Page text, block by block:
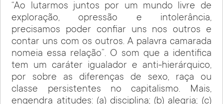
“Ao lutarmos juntos por um mundo livre de
exploração, opressão e intolerância,
precisamos poder confiar uns nos outros e
contar uns com os outros. A palavra camarada
nomeia essa relação”. O som que a identifica
tem um caráter igualador e anti-hierárquico,
por sobre as diferenças de sexo, raça ou
classe persistentes no capitalismo. Mais,
engendra atitudes: (a) disciplina; (b) alegria; (c)